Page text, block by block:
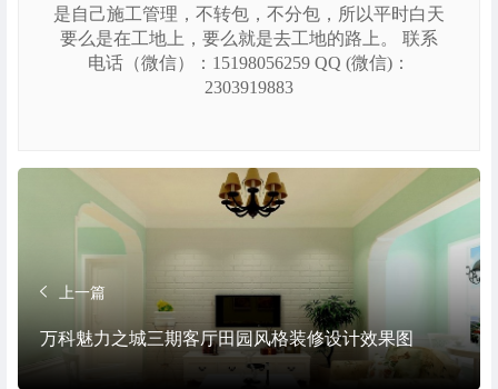
是自己施工管理，不转包，不分包，所以平时白天
要么是在工地上，要么就是去工地的路上。 联系
电话（微信）：15198056259 QQ (微信)：
2303919883
上一篇
万科魅力之城三期客厅田园风格装修设计效果图